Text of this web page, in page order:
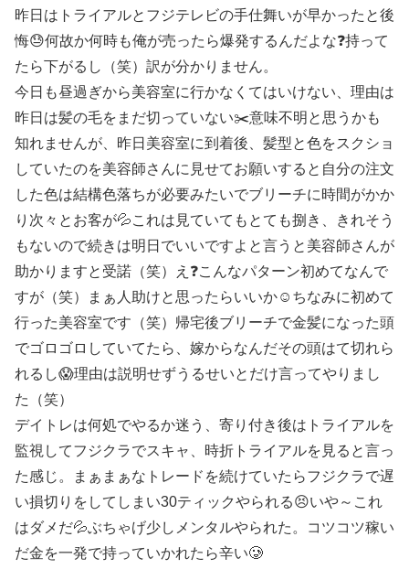
昨日はトライアルとフジテレビの手仕舞いが早かったと後
悔😓何故か何時も俺が売ったら爆発するんだよな❓持って
たら下がるし（笑）訳が分かりません。
今日も昼過ぎから美容室に行かなくてはいけない、理由は
昨日は髪の毛をまだ切っていない✂️意味不明と思うかも
知れませんが、昨日美容室に到着後、髪型と色をスクショ
していたのを美容師さんに見せてお願いすると自分の注文
した色は結構色落ちが必要みたいでブリーチに時間がかか
り次々とお客が💦これは見ていてもとても捌き、きれそう
もないので続きは明日でいいですよと言うと美容師さんが
助かりますと受諾（笑）え❓こんなパターン初めてなんで
すが（笑）まぁ人助けと思ったらいいか☺️ちなみに初めて
行った美容室です（笑）帰宅後ブリーチで金髪になった頭
でゴロゴロしていてたら、嫁からなんだその頭はて切れら
れるし😱理由は説明せずうるせいとだけ言ってやりまし
た（笑）
デイトレは何処でやるか迷う、寄り付き後はトライアルを
監視してフジクラでスキャ、時折トライアルを見ると言っ
た感じ。まぁまぁなトレードを続けていたらフジクラで遅
い損切りをしてしまい30ティックやられる😣いや～これ
はダメだ💦ぶちゃげ少しメンタルやられた。コツコツ稼い
だ金を一発で持っていかれたら辛い🥲